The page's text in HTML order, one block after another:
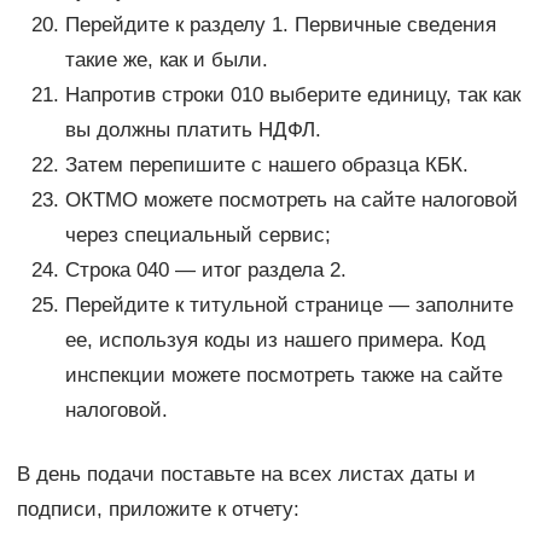
Перейдите к разделу 1. Первичные сведения
такие же, как и были.
Напротив строки 010 выберите единицу, так как
вы должны платить НДФЛ.
Затем перепишите с нашего образца КБК.
ОКТМО можете посмотреть на сайте налоговой
через специальный сервис;
Строка 040 — итог раздела 2.
Перейдите к титульной странице — заполните
ее, используя коды из нашего примера. Код
инспекции можете посмотреть также на сайте
налоговой.
В день подачи поставьте на всех листах даты и
подписи, приложите к отчету: